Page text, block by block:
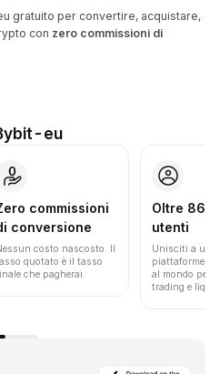
gratuito per convertire, acquistare,
con zero commissioni di
eu
commissioni
conversione
costo nascosto. Il
quotato è il tasso
che pagherai.
Oltre 86
utenti
Unisciti a una
piattaforme
al mondo per
trading e